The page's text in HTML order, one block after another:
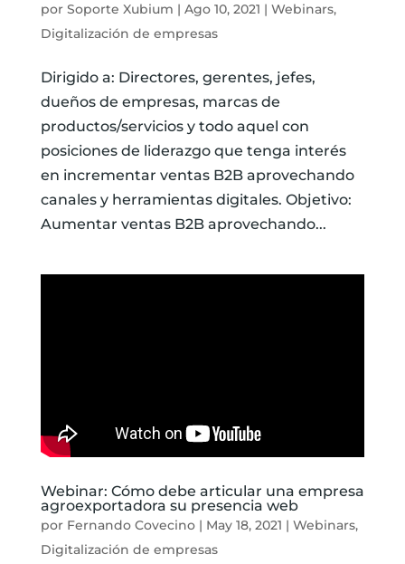
por Soporte Xubium | Ago 10, 2021 | Webinars,
Digitalización de empresas
Dirigido a: Directores, gerentes, jefes,
dueños de empresas, marcas de
productos/servicios y todo aquel con
posiciones de liderazgo que tenga interés
en incrementar ventas B2B aprovechando
canales y herramientas digitales. Objetivo:
Aumentar ventas B2B aprovechando...
Webinar: Cómo debe articular una empresa
agroexportadora su presencia web
por Fernando Covecino| May 18, 2021 | Webinars,
Digitalización de empresas